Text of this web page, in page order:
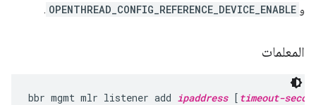
و OPENTHREAD_CONFIG_REFERENCE_DEVICE_ENABLE
.
المعلمات
bbr mgmt mlr listener add ipaddress [ timeout-